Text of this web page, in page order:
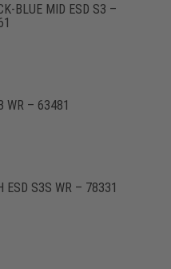
BLUE MID ESD S3 –
WR – 63481
ESD S3S WR – 78331